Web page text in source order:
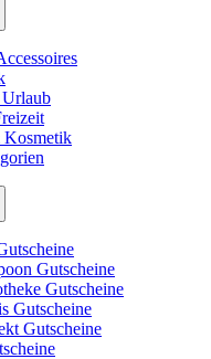
Gutscheine
Gutscheine
Gutscheine
Gutscheine